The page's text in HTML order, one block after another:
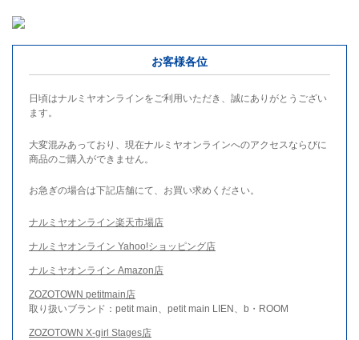
お客様各位
日頃はナルミヤオンラインをご利用いただき、誠にありがとうござい
ます。
大変混みあっており、現在ナルミヤオンラインへのアクセスならびに
商品のご購入ができません。
お急ぎの場合は下記店舗にて、お買い求めください。
ナルミヤオンライン楽天市場店
ナルミヤオンライン Yahoo!ショッピング店
ナルミヤオンライン Amazon店
ZOZOTOWN petitmain店
取り扱いブランド：petit main、petit main LIEN、b・ROOM
ZOZOTOWN X-girl Stages店